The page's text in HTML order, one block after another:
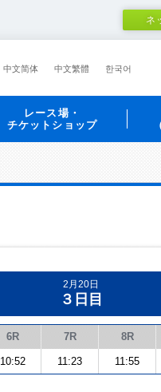
ネ
中文简体 中文繁體 한국어
レース場・
チケットショップ
2月20日
３日目
6R 7R 8R
10:52 11:23 11:55